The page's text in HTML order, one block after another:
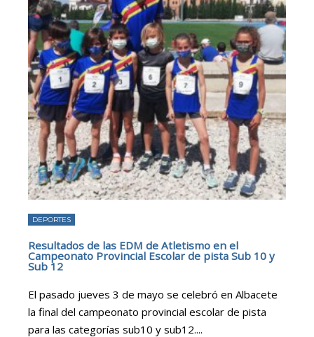
DEPORTES
Resultados de las EDM de Atletismo en el
Campeonato Provincial Escolar de pista Sub 10 y
Sub 12
El pasado jueves 3 de mayo se celebró en Albacete
la final del campeonato provincial escolar de pista
para las categorías sub10 y sub12....